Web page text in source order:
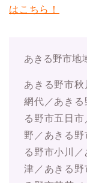
はこちら！
あきる野市地
あきる野市
網代／あきる
る野市五日
野／あきる
る野市小川
津／あきる野